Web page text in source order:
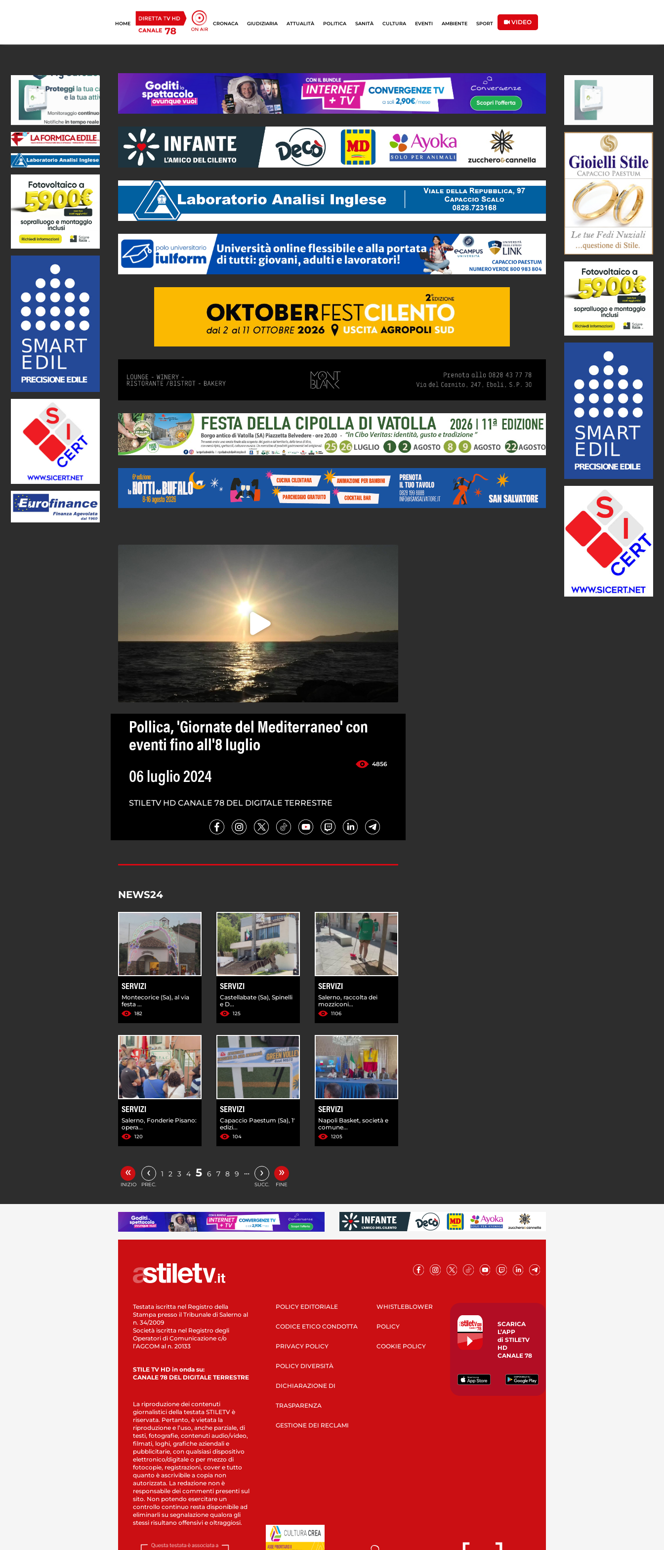
HOME CRONACA GIUDIZIARIA ATTUALITÀ POLITICA SANITÀ CULTURA EVENTI AMBIENTE SPORT VIDEO
Pollica, 'Giornate del Mediterraneo' con
eventi fino all'8 luglio
4856
06 luglio 2024
STILETV HD CANALE 78 DEL DIGITALE TERRESTRE
NEWS24
SERVIZI
Montecorice (Sa), al via
festa ...
182
SERVIZI
Castellabate (Sa), Spinelli
e D...
125
SERVIZI
Salerno, raccolta dei
mozziconi...
1106
SERVIZI
Salerno, Fonderie Pisano:
opera...
120
SERVIZI
Capaccio Paestum (Sa), 1'
edizi...
104
SERVIZI
Napoli Basket, società e
comune...
1205
«
INIZIO
‹
PREC.
1 2 3 4 5 6 7 8 9 … ›
SUCC.
»
FINE
Testata iscritta nel Registro della
Stampa presso il Tribunale di Salerno al
n. 34/2009
Società iscritta nel Registro degli
Operatori di Comunicazione c/o
l’AGCOM al n. 20133
STILE TV HD in onda su:
CANALE 78 DEL DIGITALE TERRESTRE
La riproduzione dei contenuti
giornalistici della testata STILETV è
riservata. Pertanto, è vietata la
riproduzione e l’uso, anche parziale, di
testi, fotografie, contenuti audio/video,
filmati, loghi, grafiche aziendali e
pubblicitarie, con qualsiasi dispositivo
elettronico/digitale o per mezzo di
fotocopie, registrazioni, cover e tutto
quanto è ascrivibile a copia non
autorizzata. La redazione non è
responsabile dei commenti presenti sul
sito. Non potendo esercitare un
controllo continuo resta disponibile ad
eliminarli su segnalazione qualora gli
stessi risultano offensivi e oltraggiosi.
POLICY EDITORIALE
CODICE ETICO CONDOTTA
PRIVACY POLICY
POLICY DIVERSITÀ
DICHIARAZIONE DI
TRASPARENZA
GESTIONE DEI RECLAMI
WHISTLEBLOWER
POLICY
COOKIE POLICY
SCARICA
L’APP
di STILETV
HD
CANALE 78